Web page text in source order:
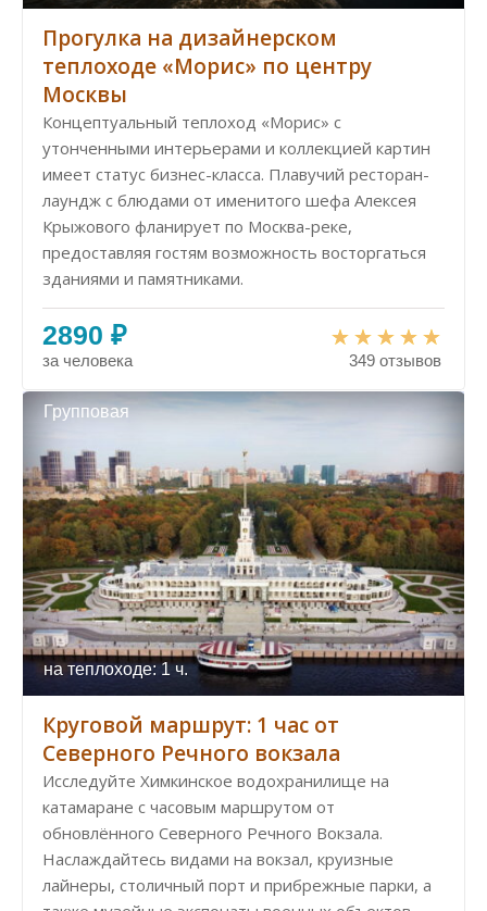
Прогулка на дизайнерском
теплоходе «Морис» по центру
Москвы
Концептуальный теплоход «Морис» с
утонченными интерьерами и коллекцией картин
имеет статус бизнес-класса. Плавучий ресторан-
лаундж с блюдами от именитого шефа Алексея
Крыжового фланирует по Москва-реке,
предоставляя гостям возможность восторгаться
зданиями и памятниками.
2890 ₽
за человека 349 отзывов
Групповая
на теплоходе: 1 ч.
Круговой маршрут: 1 час от
Северного Речного вокзала
Исследуйте Химкинское водохранилище на
катамаране с часовым маршрутом от
обновлённого Северного Речного Вокзала.
Наслаждайтесь видами на вокзал, круизные
лайнеры, столичный порт и прибрежные парки, а